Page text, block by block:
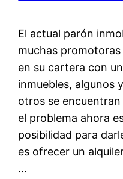
El actual parón
muchas
en su cartera con
inmuebles, algunos
otros se
el problema ahora
posibilidad para
es ofrecer un
…